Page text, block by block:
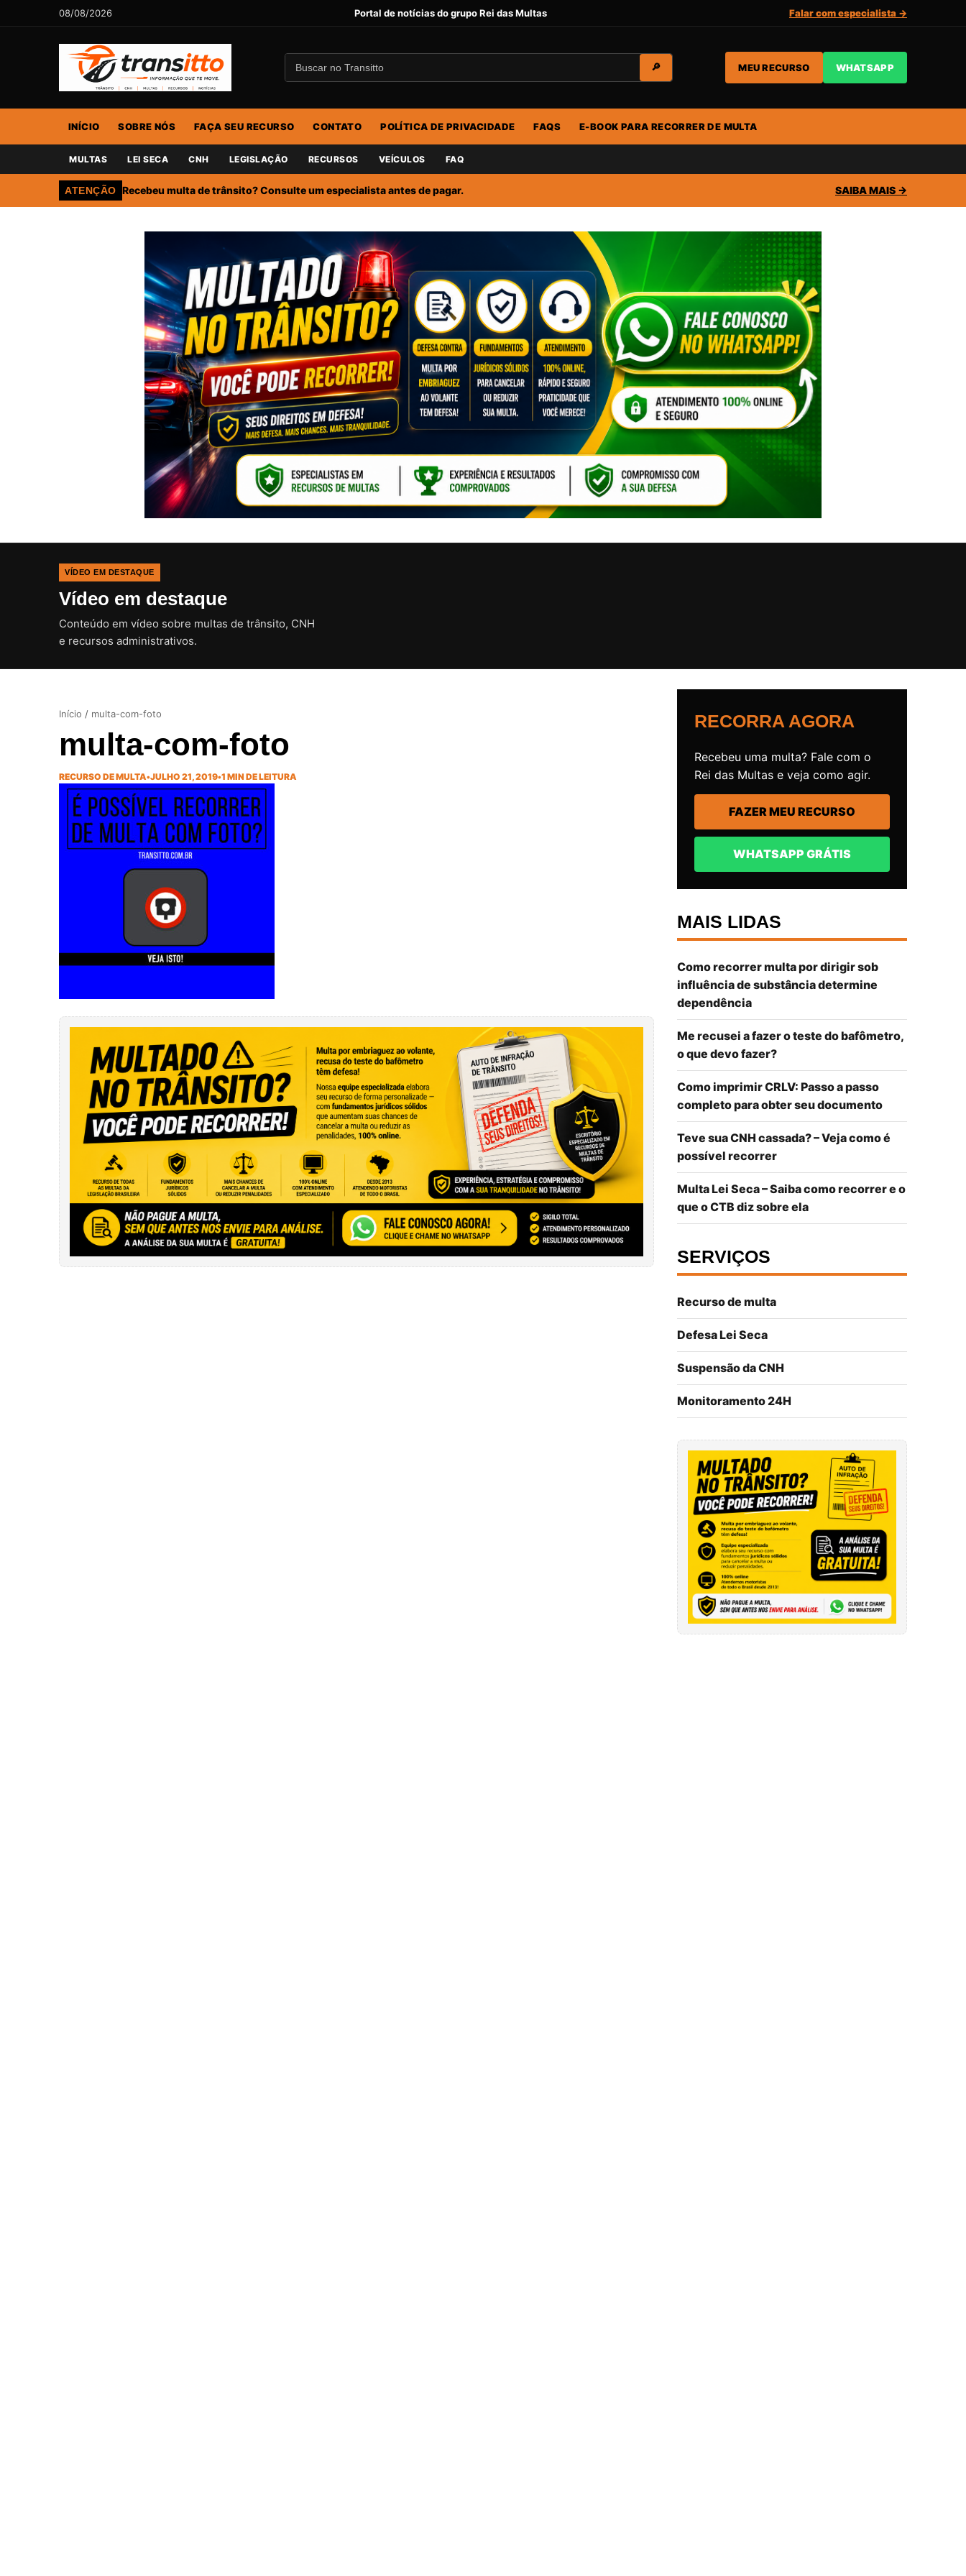
08/08/2026 Portal de notícias do grupo Rei das Multas Falar com especialista →
🔎 MEU RECURSO WHATSAPP
INÍCIO SOBRE NÓS FAÇA SEU RECURSO CONTATO POLÍTICA DE PRIVACIDADE FAQS E-BOOK PARA RECORRER DE MULTA
MULTAS LEI SECA CNH LEGISLAÇÃO RECURSOS VEÍCULOS FAQ
ATENÇÃO Recebeu multa de trânsito? Consulte um especialista antes de pagar. SAIBA MAIS →
VÍDEO EM DESTAQUE
Vídeo em destaque
Conteúdo em vídeo sobre multas de trânsito, CNH
e recursos administrativos.
Início / multa-com-foto
multa-com-foto
RECURSO DE MULTA•JULHO 21, 2019•1 MIN DE LEITURA
RECORRA AGORA
Recebeu uma multa? Fale com o
Rei das Multas e veja como agir.
FAZER MEU RECURSO
WHATSAPP GRÁTIS
MAIS LIDAS
Como recorrer multa por dirigir sob
influência de substância determine
dependência
Me recusei a fazer o teste do bafômetro,
o que devo fazer?
Como imprimir CRLV: Passo a passo
completo para obter seu documento
Teve sua CNH cassada? – Veja como é
possível recorrer
Multa Lei Seca – Saiba como recorrer e o
que o CTB diz sobre ela
SERVIÇOS
Recurso de multa
Defesa Lei Seca
Suspensão da CNH
Monitoramento 24H